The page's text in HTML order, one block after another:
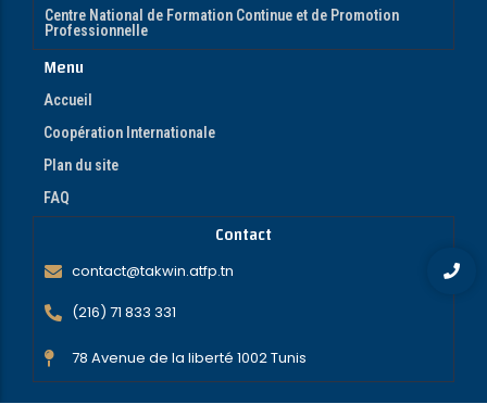
Centre National de Formation Continue et de Promotion
Professionnelle
Menu
Accueil
Coopération Internationale
Plan du site
FAQ
Contact
contact@takwin.atfp.tn
(216) 71 833 331
78 Avenue de la liberté 1002 Tunis